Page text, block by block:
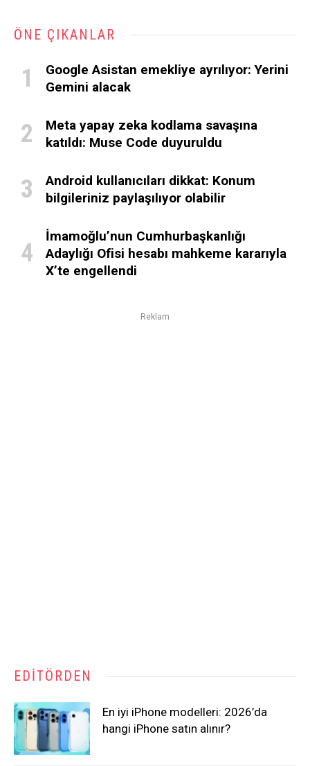
ÖNE ÇIKANLAR
Google Asistan emekliye ayrılıyor: Yerini
Gemini alacak
Meta yapay zeka kodlama savaşına
katıldı: Muse Code duyuruldu
Android kullanıcıları dikkat: Konum
bilgileriniz paylaşılıyor olabilir
İmamoğlu’nun Cumhurbaşkanlığı
Adaylığı Ofisi hesabı mahkeme kararıyla
X’te engellendi
Reklam
EDITÖRDEN
En iyi iPhone modelleri: 2026’da
hangi iPhone satın alınır?